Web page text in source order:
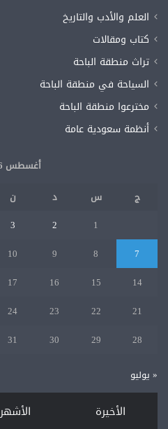
العلم والأدب والتاريخ
كتاب ومقالات
تراث منطقة الباحة
السياحة في منطقة الباحة
مخترعوا منطقة الباحة
أنظمة سعودية عامة
أغسطس 2026
ج
س د ن
1
2
3
7
8
9
10
14
15
16
17
21
22
23
24
28
29
30
31
« يوليو
الأخيرة الأشهر